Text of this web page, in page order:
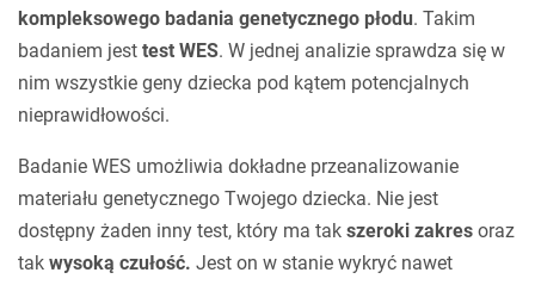
kompleksowego badania genetycznego płodu. Takim
badaniem jest test WES. W jednej analizie sprawdza się w
nim wszystkie geny dziecka pod kątem potencjalnych
nieprawidłowości.
Badanie WES umożliwia dokładne przeanalizowanie
materiału genetycznego Twojego dziecka. Nie jest
dostępny żaden inny test, który ma tak szeroki zakres oraz
tak wysoką czułość. Jest on w stanie wykryć nawet